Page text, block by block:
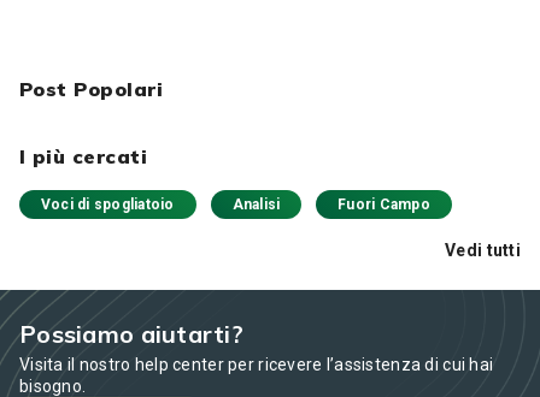
Post Popolari
I più cercati
Voci di spogliatoio Analisi Fuori Campo
Vedi tutti
Possiamo aiutarti?
Visita il nostro help center per ricevere l’assistenza di cui hai
bisogno.